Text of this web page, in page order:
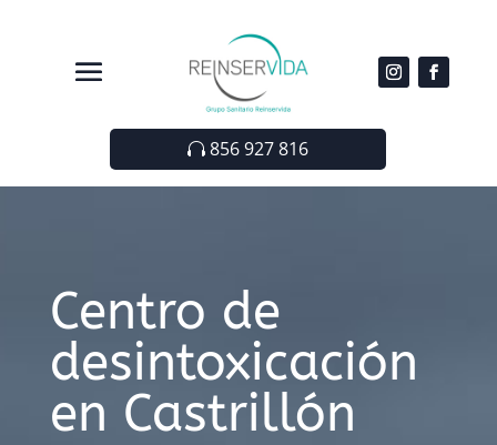
856 927 816
Centro de
desintoxicación
en Castrillón